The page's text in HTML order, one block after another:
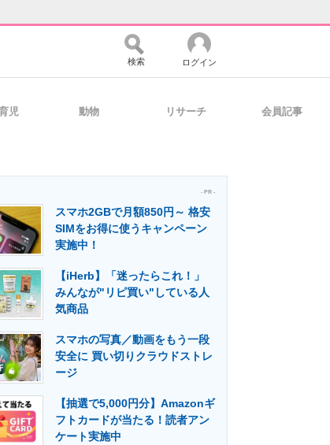
ティ マーケ×ITの今がよく分かる
支援
ィア 建設×テクノロジーの最前線
検索 ログイン
児 動物 リサーチ 会員記事
- PR -
スマホ2GBで月額850円～ 格安
SIMをお得に使うキャンペーン
実施中！
【iHerb】「迷ったらこれ！」
みんなが"リピ買い"している人
気商品
スマホの写真／動画をもう一段
安全に 買い切りクラウドストレ
ージ
【抽選で5,000円分】Amazonギ
フトカードが当たる！読者アン
ケート実施中